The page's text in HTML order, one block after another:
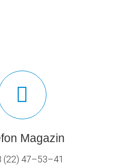
Magazin
(22) 47–53–41